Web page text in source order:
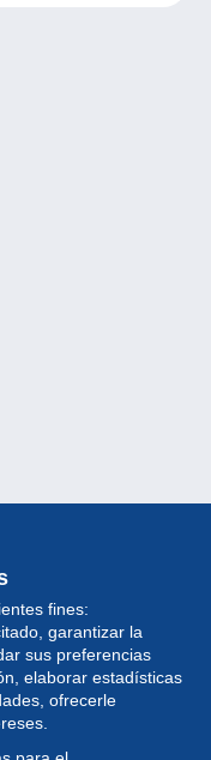
fines:
garantizar la
sus preferencias
elaborar estadísticas
ofrecerle